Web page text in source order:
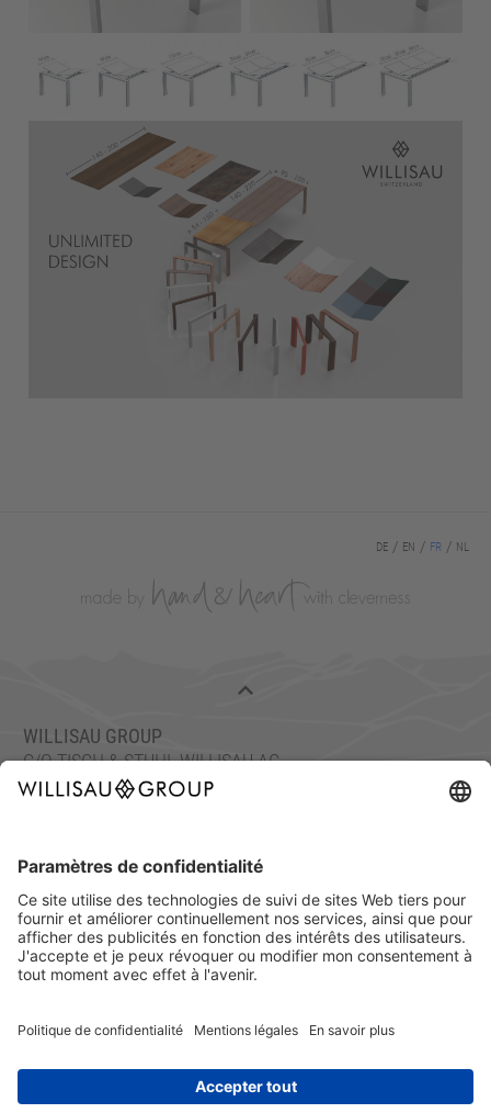
DE EN FR NL
WILLISAU GROUP
C/O TISCH & STUHL WILLISAU AG
TEL.: +41 41 972 70 10
FAX : +41 41 972 70 11
info@willisaugroup.ch
MENTIONS LÉGALES
PROTECTION DES